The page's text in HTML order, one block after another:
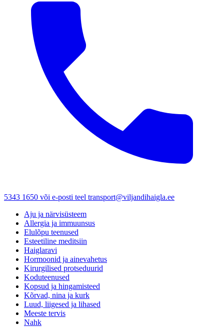
5343 1650 või e-posti teel transport@viljandihaigla.ee
Aju ja närvisüsteem
Allergia ja immuunsus
Elulõpu teenused
Esteetiline meditsiin
Haiglaravi
Hormoonid ja ainevahetus
Kirurgilised protseduurid
Koduteenused
Kopsud ja hingamisteed
Kõrvad, nina ja kurk
Luud, liigesed ja lihased
Meeste tervis
Nahk